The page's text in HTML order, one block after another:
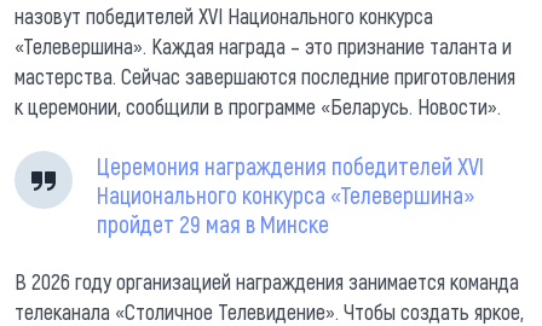
назовут победителей XVI Национального конкурса
«Телевершина». Каждая награда – это признание таланта и
мастерства. Сейчас завершаются последние приготовления
к церемонии, сообщили в программе «Беларусь. Новости».
Церемония награждения победителей XVI
Национального конкурса «Телевершина»
пройдет 29 мая в Минске
В 2026 году организацией награждения занимается команда
телеканала «Столичное Телевидение». Чтобы создать яркое,